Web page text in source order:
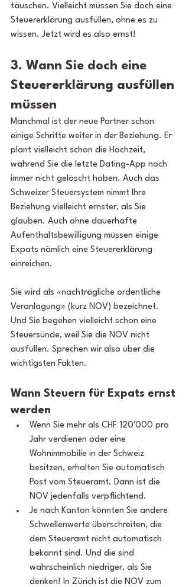
täuschen. Vielleicht müssen Sie doch eine
Steuererklärung ausfüllen, ohne es zu
wissen. Jetzt wird es also ernst!
3. Wann Sie doch eine
Steuererklärung ausfüllen
müssen
Manchmal ist der neue Partner schon
einige Schritte weiter in der Beziehung. Er
plant vielleicht schon die Hochzeit,
während Sie die letzte Dating-App noch
immer nicht gelöscht haben. Auch das
Schweizer Steuersystem nimmt Ihre
Beziehung vielleicht ernster, als Sie
glauben. Auch ohne dauerhafte
Aufenthaltsbewilligung müssen einige
Expats nämlich eine Steuererklärung
einreichen.
Sie wird als «nachträgliche ordentliche
Veranlagung» (kurz NOV) bezeichnet.
Und Sie begehen vielleicht schon eine
Steuersünde, weil Sie die NOV nicht
ausfüllen. Sprechen wir also über die
wichtigsten Fakten.
Wann Steuern für Expats ernst
werden
Wenn Sie mehr als CHF 120'000 pro
Jahr verdienen oder eine
Wohnimmobilie in der Schweiz
besitzen, erhalten Sie automatisch
Post vom Steueramt. Dann ist die
NOV jedenfalls verpflichtend.
Je nach Kanton könnten Sie andere
Schwellenwerte überschreiten, die
dem Steueramt nicht automatisch
bekannt sind. Und die sind
wahrscheinlich niedriger, als Sie
denken! In Zürich ist die NOV zum